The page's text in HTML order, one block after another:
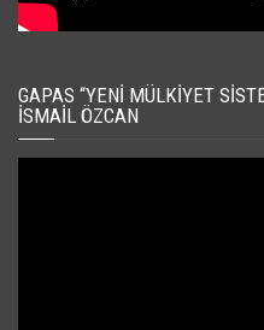
GAPAS “YENI MÜLKIYET
İSMAIL ÖZCAN